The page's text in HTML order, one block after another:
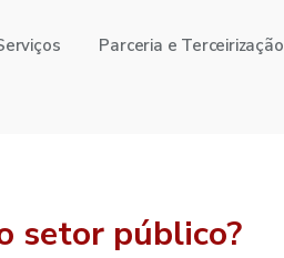
Parceria e Terceirização
setor público?